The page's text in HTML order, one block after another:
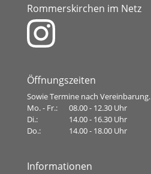
Rommerskirchen im Netz
Öffnungszeiten
Sowie Termine nach Vereinbarung.
Mo. - Fr.:
08.00 - 12.30 Uhr
Di.:
14.00 - 16.30 Uhr
Do.:
14.00 - 18.00 Uhr
Informationen